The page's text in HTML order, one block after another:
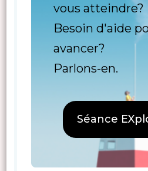
vous atteindre?
Besoin d'aide
avancer?
Parlons-en.
Séance